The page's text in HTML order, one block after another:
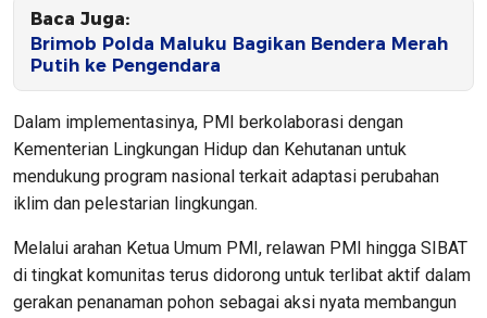
Baca Juga:
Brimob Polda Maluku Bagikan Bendera Merah
Putih ke Pengendara
Dalam implementasinya, PMI berkolaborasi dengan
Kementerian Lingkungan Hidup dan Kehutanan untuk
mendukung program nasional terkait adaptasi perubahan
iklim dan pelestarian lingkungan.
Melalui arahan Ketua Umum PMI, relawan PMI hingga SIBAT
di tingkat komunitas terus didorong untuk terlibat aktif dalam
gerakan penanaman pohon sebagai aksi nyata membangun